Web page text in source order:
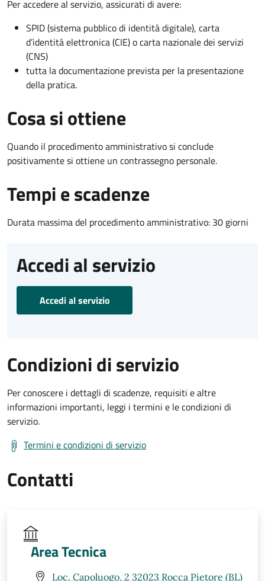
Per accedere al servizio, assicurati di avere:
SPID (sistema pubblico di identità digitale), carta
d’identità elettronica (CIE) o carta nazionale dei servizi
(CNS)
tutta la documentazione prevista per la presentazione
della pratica.
Cosa si ottiene
Quando il procedimento amministrativo si conclude
positivamente si ottiene un contrassegno personale.
Tempi e scadenze
Durata massima del procedimento amministrativo: 30 giorni
Accedi al servizio
Accedi al servizio
Condizioni di servizio
Per conoscere i dettagli di scadenze, requisiti e altre
informazioni importanti, leggi i termini e le condizioni di
servizio.
Termini e condizioni di servizio
Contatti
Area Tecnica
Loc. Capoluogo, 2 32023 Rocca Pietore (BL)